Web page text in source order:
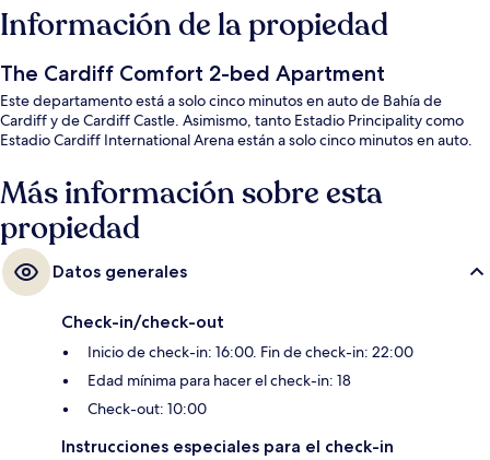
Información de la propiedad
The Cardiff Comfort 2-bed Apartment
Este departamento está a solo cinco minutos en auto de Bahía de
Cardiff y de Cardiff Castle. Asimismo, tanto Estadio Principality como
Estadio Cardiff International Arena están a solo cinco minutos en auto.
Más información sobre esta
propiedad
Datos generales
Check-in/check-out
Inicio de check-in: 16:00. Fin de check-in: 22:00
Edad mínima para hacer el check-in: 18
Check-out: 10:00
Instrucciones especiales para el check-in